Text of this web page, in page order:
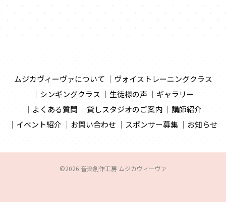
ムジカヴィーヴァについて
ヴォイストレーニングクラス
シンギングクラス
生徒様の声
ギャラリー
よくある質問
貸しスタジオのご案内
講師紹介
イベント紹介
お問い合わせ スポンサー募集 お知らせ
©2026 音楽創作工房 ムジカヴィーヴァ